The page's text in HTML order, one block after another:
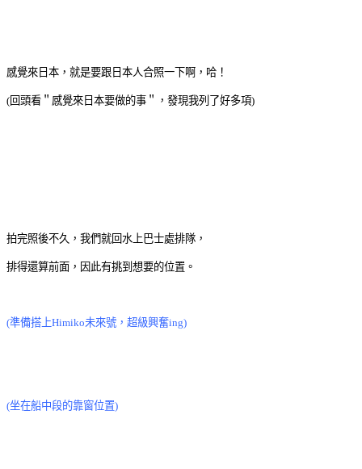
感覺來日本，就是要跟日本人合照一下啊，哈！
(回頭看＂感覺來日本要做的事＂，發現我列了好多項)
拍完照後不久，我們就回水上巴士處排隊，
排得還算前面，因此有挑到想要的位置。
(準備搭上Himiko未來號，超級興奮ing)
(坐在船中段的靠窗位置)